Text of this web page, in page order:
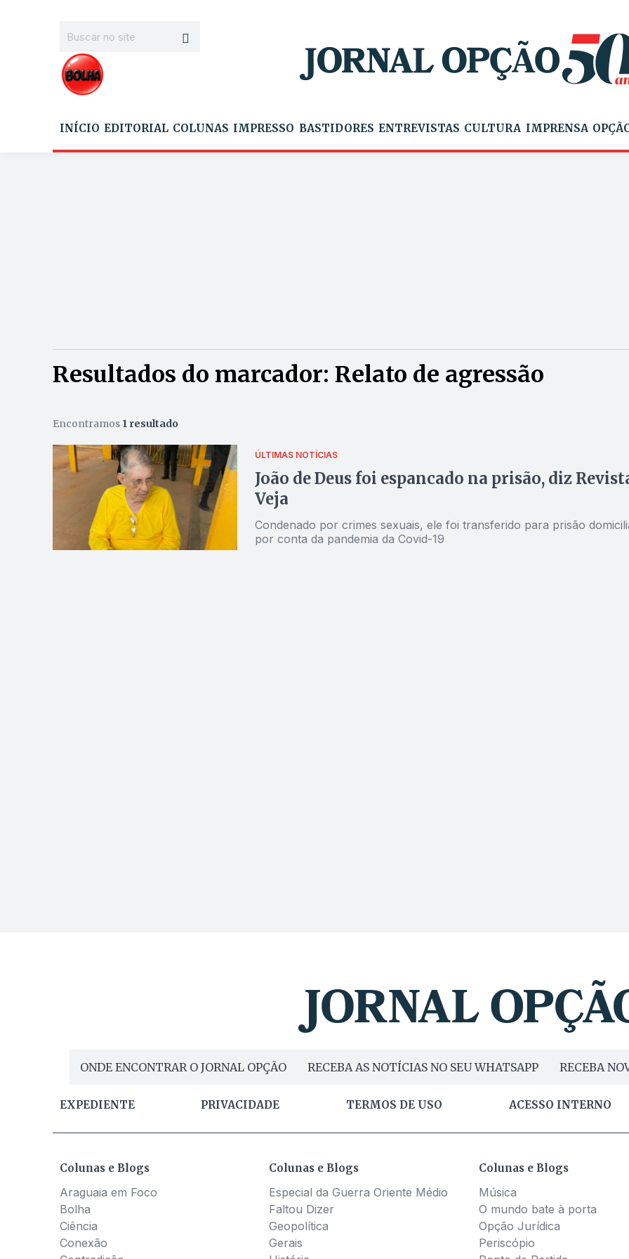
INÍCIO EDITORIAL COLUNAS IMPRESSO BASTIDORES ENTREVISTAS CULTURA IMPRENSA
Resultados do marcador: Relato de agressão
Encontramos 1 resultado
ÚLTIMAS NOTÍCIAS
João de Deus foi espancado na prisão, diz
Veja
Condenado por crimes sexuais, ele foi transferido para prisão
por conta da pandemia da Covid-19
ONDE ENCONTRAR O JORNAL OPÇÃO RECEBA AS NOTÍCIAS NO SEU WHATSAPP RECEBA
EXPEDIENTE PRIVACIDADE TERMOS DE USO ACESSO INTERNO
Colunas e Blogs
Araguaia em Foco
Bolha
Ciência
Conexão
Colunas e Blogs
Especial da Guerra Oriente Médio
Faltou Dizer
Geopolítica
Gerais
Colunas e Blogs
Música
O mundo bate à porta
Opção Jurídica
Periscópio